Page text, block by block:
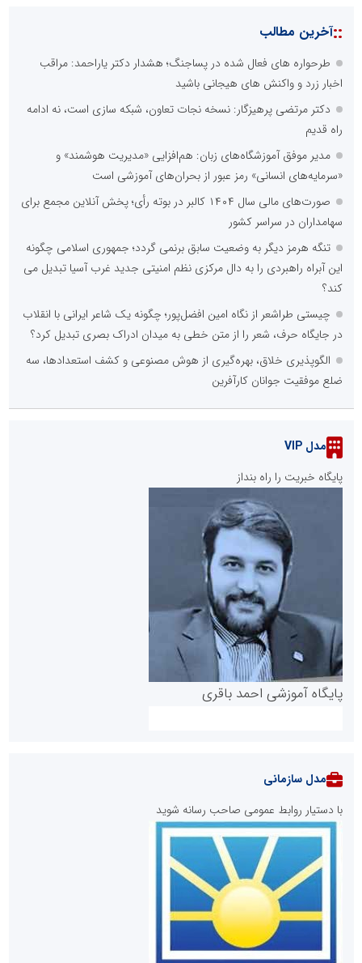
::آخرین مطالب
طرحواره های فعال شده در پساجنگ؛ هشدار دکتر یاراحمد: مراقب
اخبار زرد و واکنش های هیجانی باشید
دکتر مرتضی پرهیزگار: نسخه نجات تعاون، شبکه سازی است، نه ادامه
راه قدیم
مدیر موفق آموزشگاه‌های زبان: هم‌افزایی «مدیریت هوشمند» و
«سرمایه‌های انسانی» رمز عبور از بحران‌های آموزشی است
صورت‌های مالی سال ۱۴۰۴ کالبر در بوته رأی؛ پخش آنلاین مجمع برای
سهامداران در سراسر کشور
تنگه هرمز دیگر به وضعیت سابق برنمی گردد؛ جمهوری اسلامی چگونه
این آبراه راهبردی را به دال مرکزی نظم امنیتی جدید غرب آسیا تبدیل می
کند؟
چیستی طراشعر از نگاه امین افضل‌پور؛ چگونه یک شاعر ایرانی با انقلاب
در جایگاه حرف، شعر را از متن خطی به میدان ادراک بصری تبدیل کرد؟
الگوپذیری خلاق، بهره‌گیری از هوش مصنوعی و کشف استعدادها، سه
ضلع موفقیت جوانان کارآفرین
مدل VIP
پایگاه خبریت را راه بنداز
پایگاه آموزشی احمد باقری
روابط عمومی خبرگزاری گزارش خبر
مدل سازمانی
با دستیار روابط عمومی صاحب رسانه شوید